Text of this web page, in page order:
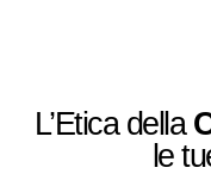
L’Etica della
le